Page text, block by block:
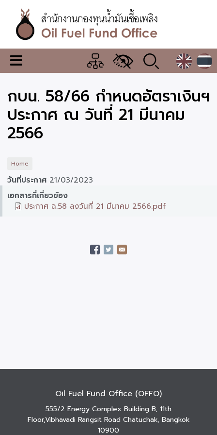
content
สำนักงาน
กองทุน
น้ำมัน
เชื้อ
เพลิง
เมนู
เปลี่ยน
แสดง
ผล
กบน. 58/66 กำหนดอัตราเงินฯ
ประกาศ ณ วันที่ 21 มีนาคม
2566
Home
วันที่ประกาศ 21/03/2023
เอกสารที่เกี่ยวข้อง
ประกาศ ฉ.58 ลงวันที่ 21 มีนาคม 2566.pdf
Oil Fuel Fund Office (OFFO)
555/2 Energy Complex Building B, 11th
Floor,Vibhavadi Rangsit Road Chatuchak, Bangkok
10900